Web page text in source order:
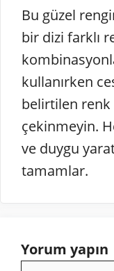
Bu güzel
bir dizi farklı
kullanırken
belirtilen
çekinmeyin.
ve duygu
tamamlar.
Yorum yapın